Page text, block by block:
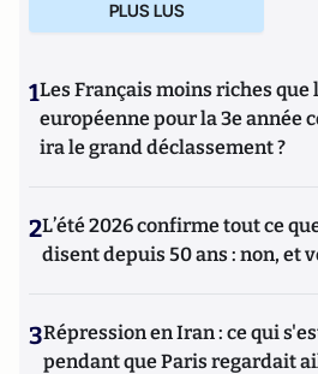
PLUS LUS
1Les Français moins riches que
européenne pour la 3e année
ira le grand déclassement ?
2L’été 2026 confirme tout ce
disent depuis 50 ans : non, et
3Répression en Iran : ce qui
pendant que Paris regardait